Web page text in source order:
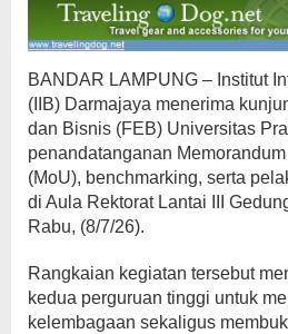
BANDAR LAMPUNG – Institut
(IIB) Darmajaya menerima
dan Bisnis (FEB) Universitas
penandatanganan
(MoU), benchmarking, serta
di Aula Rektorat Lantai III
Rabu, (8/7/26).
Rangkaian kegiatan tersebut
kedua perguruan tinggi untuk
kelembagaan sekaligus